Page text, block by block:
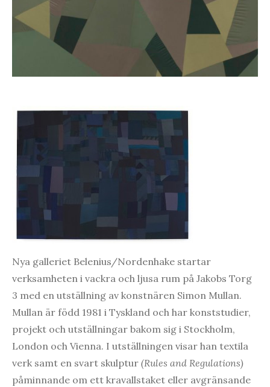
Nya galleriet Belenius/Nordenhake startar
verksamheten i vackra och ljusa rum på Jakobs Torg
3 med en utställning av konstnären Simon Mullan.
Mullan är född 1981 i Tyskland och har konststudier,
projekt och utställningar bakom sig i Stockholm,
London och Vienna. I utställningen visar han textila
verk samt en svart skulptur (Rules and Regulations)
påminnande om ett kravallstaket eller avgränsande